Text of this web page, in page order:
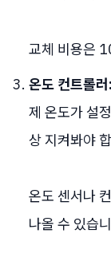
교체 비용은
온도 컨트롤러:
제 온도가 설
상 지켜봐야
온도 센서나
나올 수 있습